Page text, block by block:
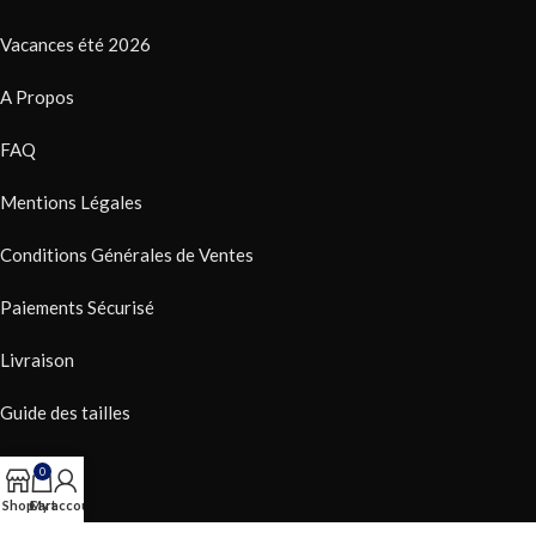
Vacances été 2026
A Propos
FAQ
Mentions Légales
Conditions Générales de Ventes
Paiements Sécurisé
Livraison
Guide des tailles
RGPD
Shop
0
Cart
My account